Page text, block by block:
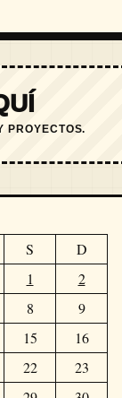
PROYECTOS.
S
D
1
2
8
9
15
16
22
23